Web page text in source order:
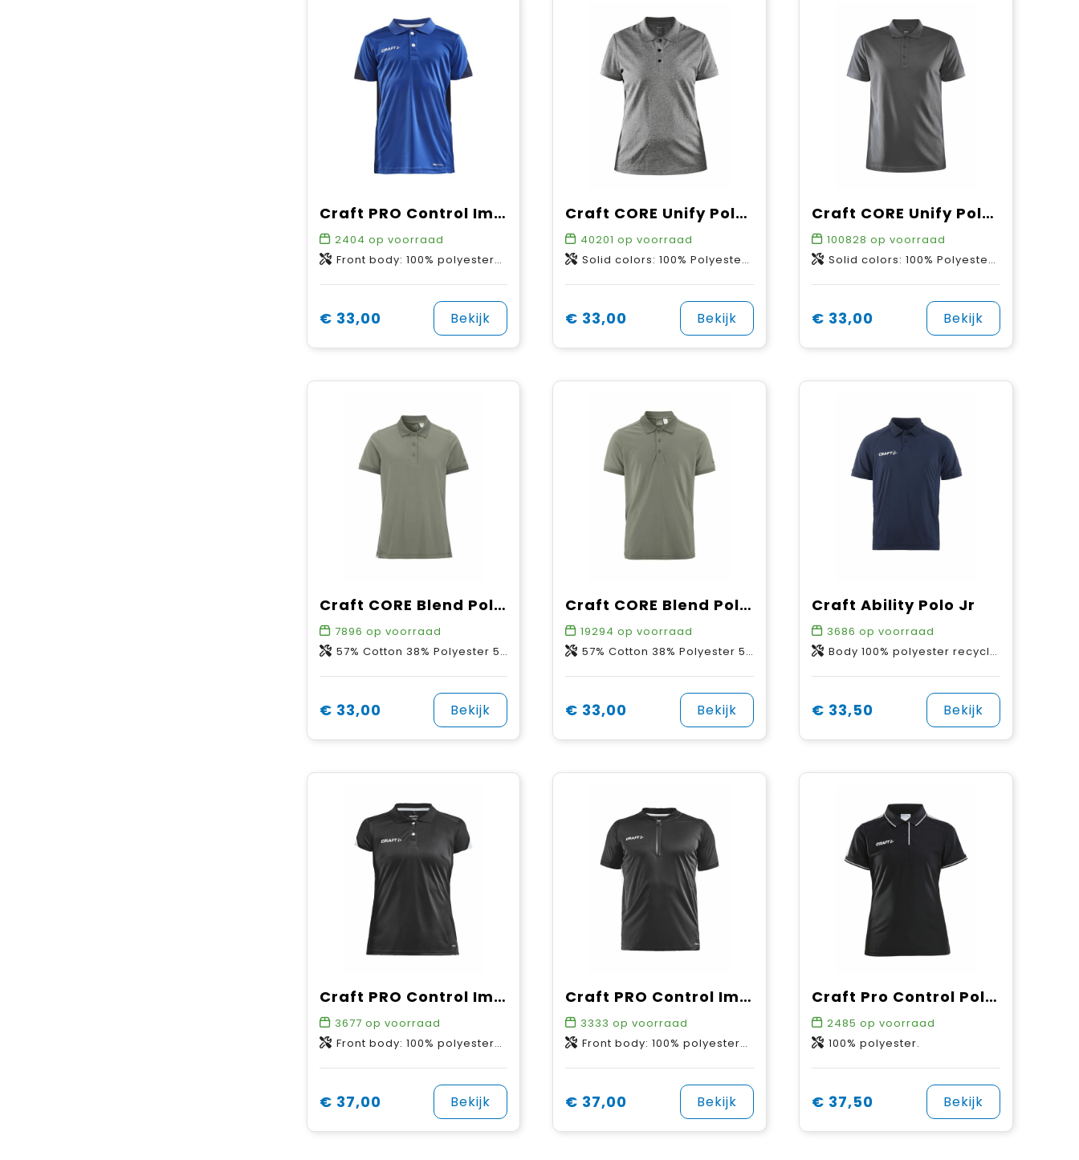
Craft PRO Control Impact Polo Jr
2404 op voorraad
Front body: 100% polyester-recycled. Back body: 97% polyester-recycled, 3% polyester.
€ 33,00 Bekijk
Craft CORE Unify Polo Shirt W
40201 op voorraad
Solid colors: 100% Polyester-Recycled Melange colors: 50% Polyester Recycled 50% Polyester
€ 33,00 Bekijk
Craft CORE Unify Polo Shirt M
100828 op voorraad
Solid colors: 100% Polyester-Recycled Melange colors: 50% Polyester-Recycled 50% Polyester
€ 33,00 Bekijk
Craft CORE Blend Polo Shirt W
7896 op voorraad
57% Cotton 38% Polyester 5% Elastane
€ 33,00 Bekijk
Craft CORE Blend Polo Shirt M
19294 op voorraad
57% Cotton 38% Polyester 5% Elastane
€ 33,00 Bekijk
Craft Ability Polo Jr
3686 op voorraad
Body 100% polyester recycled. Side Panels 84% polyester recycled 6% polyester 10% elastane.
€ 33,50 Bekijk
Craft PRO Control Impact Polo W
3677 op voorraad
Front body: 100% polyester-recycled. Back body: 97% polyester-recycled, 3% polyester.
€ 37,00 Bekijk
Craft PRO Control Impact Polo M
3333 op voorraad
Front body: 100% polyester-recycled. Back body: 97% polyester-recycled, 3% polyester.
€ 37,00 Bekijk
Craft Pro Control Poloshirt W
2485 op voorraad
100% polyester.
€ 37,50 Bekijk